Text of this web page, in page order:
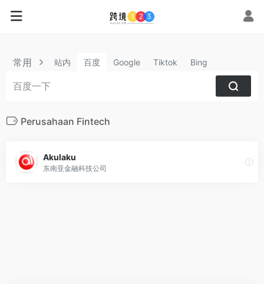
常用 站内 百度 Google Tiktok Bing
Perusahaan Fintech
Akulaku
东南亚金融科技公司